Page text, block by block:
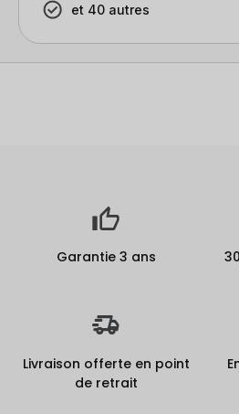
et 40 autres
Garantie 3 ans
Livraison offerte en point
de retrait